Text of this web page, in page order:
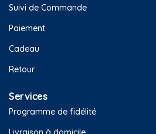
Suivi de Commande
Paiement
Cadeau
Retour
Services
Programme de fidélité